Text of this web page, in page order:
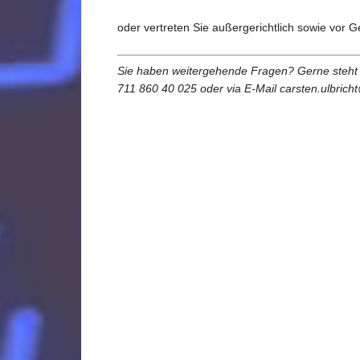
oder vertreten Sie außergerichtlich sowie vor
Sie haben weitergehende Fragen? Gerne
711 860 40 025 oder via E-Mail